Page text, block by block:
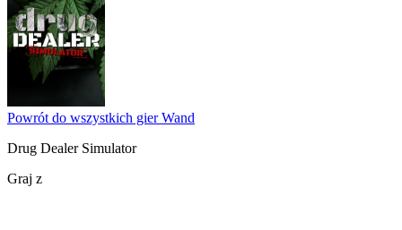
Powrót do wszystkich gier Wand
Drug Dealer Simulator
Graj z